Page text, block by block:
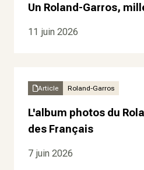
Un Roland-Garros,
11 juin 2026
Article Roland-Garros
L'album photos du
des Français
7 juin 2026